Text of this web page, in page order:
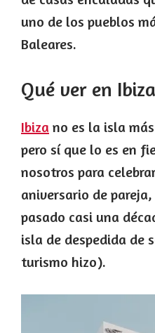
uno de los pueblos
Baleares.
Qué ver en Ibiza
Ibiza no es la isla
pero sí que lo es en
nosotros para
aniversario de
pasado casi una
isla de despedida de
turismo hizo).